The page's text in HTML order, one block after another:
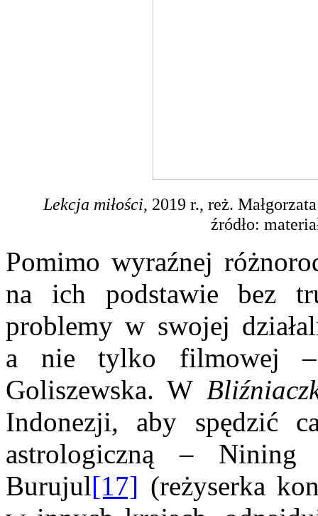
Lekcja miłości, 2019 r., reż.
źródło:
Pomimo wyraźnej
na ich podstawie bez
problemy w swojej
a nie tylko filmowej –
Goliszewska. W
Indonezji, aby spędzić
astrologiczną – Nining
Burujul[17] (reżyserka